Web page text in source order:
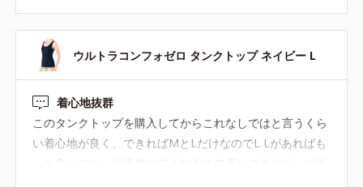
ウルトラコンフォゼロ タンクトップ ネイビー L
着心地抜群
このタンクトップを購入してからこれなしではと言うくら
い着心地が良く、できればMとLだけなのでL Lがあればも
っと良いのと、結構伸びてくれるので着れてますが…お値